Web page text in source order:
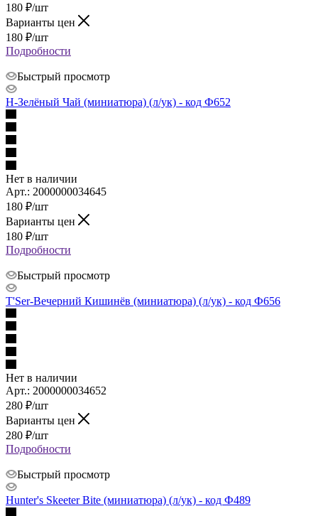
180 ₽/шт
Варианты цен
180 ₽/шт
Подробности
Быстрый просмотр
Н-Зелёный Чай (миниатюра) (л/ук) - код Ф652
Нет в наличии
Арт.: 2000000034645
180 ₽/шт
Варианты цен
180 ₽/шт
Подробности
Быстрый просмотр
Т'Sеr-Вечерний Кишинёв (миниатюра) (л/ук) - код Ф656
Нет в наличии
Арт.: 2000000034652
280 ₽/шт
Варианты цен
280 ₽/шт
Подробности
Быстрый просмотр
Hunter's Skeeter Bite (миниатюра) (л/ук) - код Ф489